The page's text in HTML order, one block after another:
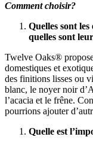
Comment choisir?
Quelles sont les
quelles sont
Twelve Oaks®
domestiques et
des finitions lisses ou
blanc, le noyer noir
l’acacia et le frêne.
pourrions ajouter
Quelle est